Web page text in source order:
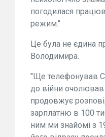
погодилася
режим."
Це була не єдина
Володимира.
"Ще телефонував
до війни
продовжує
зарплатню в 100
ним ми знайомі з